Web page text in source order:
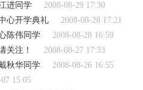
进同学
2008-08-29 17:30
心开学典礼
2008-08-28 17:21
陈伟同学
2008-08-28 16:59
关注！
2008-08-27 17:33
秋华同学
2008-08-26 16:55
15:05